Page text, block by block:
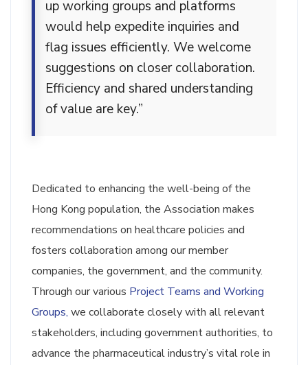
up working groups and platforms
would help expedite inquiries and
flag issues efficiently. We welcome
suggestions on closer collaboration.
Efficiency and shared understanding
of value are key.”
Dedicated to enhancing the well-being of the
Hong Kong population, the Association makes
recommendations on healthcare policies and
fosters collaboration among our member
companies, the government, and the community.
Through our various Project Teams and Working
Groups, we collaborate closely with all relevant
stakeholders, including government authorities, to
advance the pharmaceutical industry’s vital role in